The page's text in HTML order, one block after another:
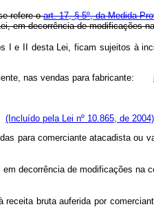
refere oart. 17, § 5º, da Medida
em decorrência de modificações
e II desta Lei, ficam sujeitos à
nas vendas para fabricante:
(Incluído pela Lei nº 10.865, de 2004)
para comerciante atacadista
decorrência de modificações na
bruta auferida por